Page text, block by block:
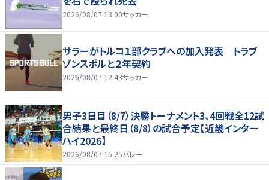
2026/08/07 13:00サッカー
サラーがトルコ１部クラブへの加入発表 トラブ
ゾンスポルと２年契約
2026/08/07 12:43サッカー
男子3日目（8/7）決勝トーナメント3、4回戦全12試
合結果と最終日（8/8）の試合予定【近畿インター
ハイ2026】
2026/08/07 15:25バレー